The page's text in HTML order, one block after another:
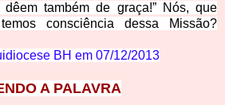
também de graça!” Nós, que
consciência dessa Missão?
BH em 07/12/2013
A PALAVRA